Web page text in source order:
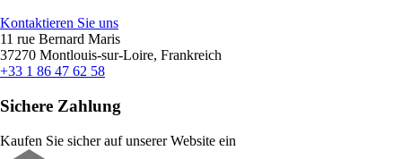
Kontaktieren Sie uns
11 rue Bernard Maris
37270 Montlouis-sur-Loire, Frankreich
+33 1 86 47 62 58
Sichere Zahlung
Kaufen Sie sicher auf unserer Website ein